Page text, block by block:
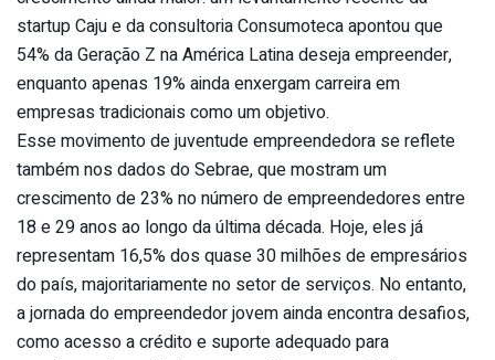
startup Caju e da consultoria Consumoteca apontou que
54% da Geração Z na América Latina deseja empreender,
enquanto apenas 19% ainda enxergam carreira em
empresas tradicionais como um objetivo.
Esse movimento de juventude empreendedora se reflete
também nos dados do Sebrae, que mostram um
crescimento de 23% no número de empreendedores entre
18 e 29 anos ao longo da última década. Hoje, eles já
representam 16,5% dos quase 30 milhões de empresários
do país, majoritariamente no setor de serviços. No entanto,
a jornada do empreendedor jovem ainda encontra desafios,
como acesso a crédito e suporte adequado para